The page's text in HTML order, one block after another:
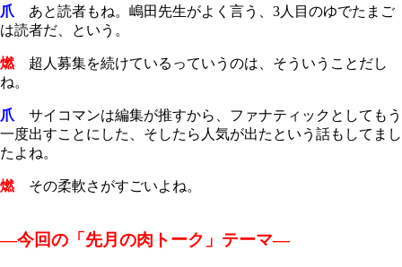
爪 あと読者もね。嶋田先生がよく言う、3人目のゆでたまご
は読者だ、という。
燃超人募集を続けているっていうのは、そういうことだし
ね。
爪 サイコマンは編集が推すから、ファナティックとしてもう
一度出すことにした、そしたら人気が出たという話もしてまし
たよね。
燃その柔軟さがすごいよね。
―今回の「先月の肉トーク」テーマ―